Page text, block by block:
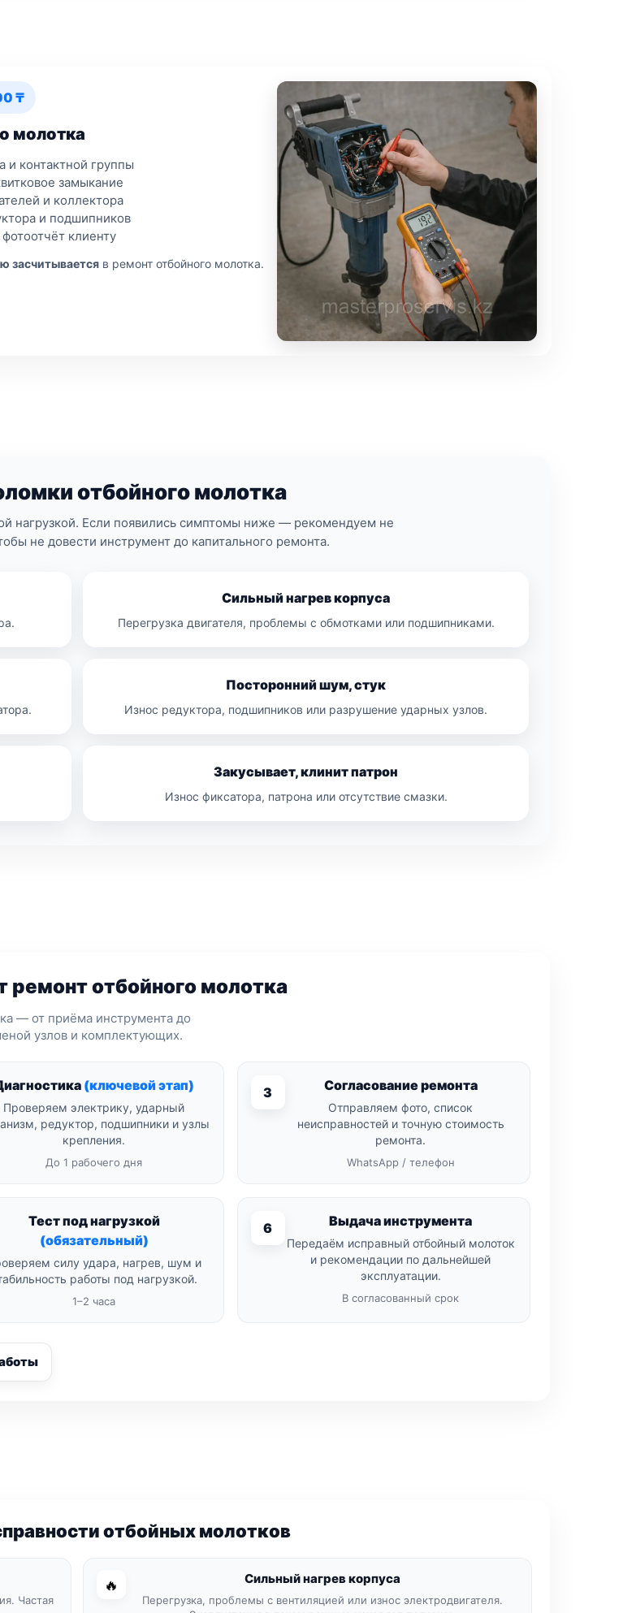
₸
молотка
и контактной группы
замыкание
и коллектора
и подшипников
клиенту
засчитывается в ремонт отбойного молотка.
отбойного молотка
нагрузкой. Если появились симптомы ниже — рекомендуем не
не довести инструмент до капитального ремонта.
Сильный нагрев корпуса
Перегрузка двигателя, проблемы с обмотками или подшипниками.
Посторонний шум, стук
Износ редуктора, подшипников или разрушение ударных узлов.
Закусывает, клинит патрон
Износ фиксатора, патрона или отсутствие смазки.
ремонт отбойного молотка
— от приёма инструмента до
узлов и комплектующих.
(ключевой этап)
Проверяем электрику, ударный
редуктор, подшипники и узлы
крепления.
До 1 рабочего дня
3 Согласование ремонта
Отправляем фото, список
неисправностей и точную стоимость
ремонта.
WhatsApp / телефон
Тест под нагрузкой
(обязательный)
силу удара, нагрев, шум и
работы под нагрузкой.
1–2 часа
6 Выдача инструмента
Передаём исправный отбойный молоток
и рекомендации по дальнейшей
эксплуатации.
В согласованный срок
отбойных молотков
Частая
🔥 Сильный нагрев корпуса
Перегрузка, проблемы с вентиляцией или износ электродвигателя.